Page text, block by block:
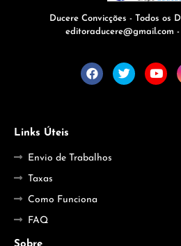
Ducere Convicções - Todos os
editoraducere@gmail.com -
Links Úteis
Envio de Trabalhos
Taxas
Como Funciona
FAQ